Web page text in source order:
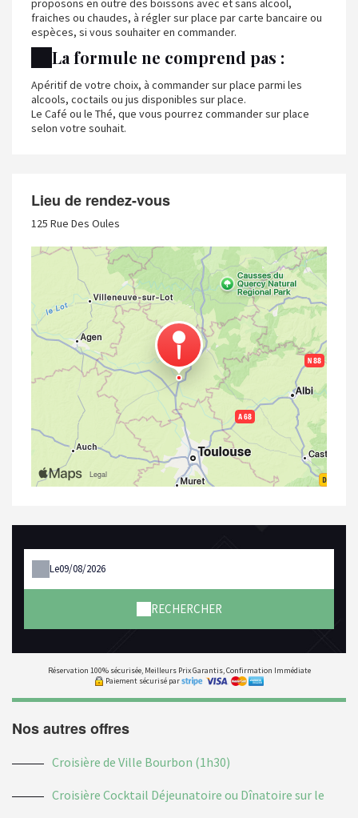
proposons en outre des boissons avec et sans alcool,
fraiches ou chaudes, à régler sur place par carte bancaire ou
espèces, si vous souhaiter en commander.
La formule ne comprend pas :
Apéritif de votre choix, à commander sur place parmi les
alcools, coctails ou jus disponibles sur place.
Le Café ou le Thé, que vous pourrez commander sur place
selon votre souhait.
Lieu de rendez-vous
125 Rue Des Oules
Le
RECHERCHER
Réservation 100% sécurisée, Meilleurs Prix Garantis, Confirmation Immédiate
Paiement sécurisé par
Nos autres offres
Croisière de Ville Bourbon (1h30)
Croisière Cocktail Déjeunatoire ou Dînatoire sur le